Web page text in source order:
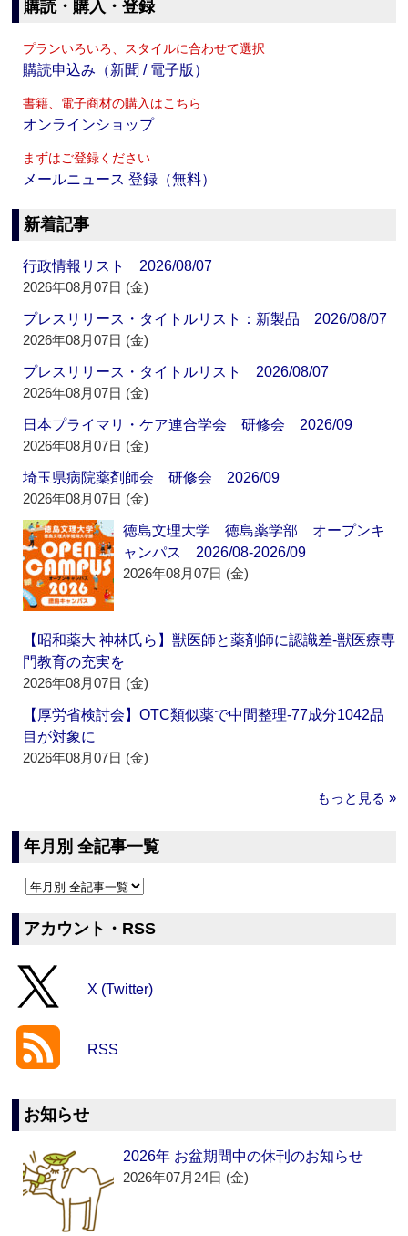
購読・購入・登録
プランいろいろ、スタイルに合わせて選択
購読申込み（新聞 / 電子版）
書籍、電子商材の購入はこちら
オンラインショップ
まずはご登録ください
メールニュース 登録（無料）
新着記事
行政情報リスト 2026/08/07
2026年08月07日 (金)
プレスリリース・タイトルリスト：新製品 2026/08/07
2026年08月07日 (金)
プレスリリース・タイトルリスト 2026/08/07
2026年08月07日 (金)
日本プライマリ・ケア連合学会 研修会 2026/09
2026年08月07日 (金)
埼玉県病院薬剤師会 研修会 2026/09
2026年08月07日 (金)
徳島文理大学 徳島薬学部 オープンキ
ャンパス 2026/08-2026/09
2026年08月07日 (金)
【昭和薬大 神林氏ら】獣医師と薬剤師に認識差‐獣医療専
門教育の充実を
2026年08月07日 (金)
【厚労省検討会】OTC類似薬で中間整理‐77成分1042品
目が対象に
2026年08月07日 (金)
もっと見る »
年月別 全記事一覧
アカウント・RSS
X (Twitter)
RSS
お知らせ
2026年 お盆期間中の休刊のお知らせ
2026年07月24日 (金)